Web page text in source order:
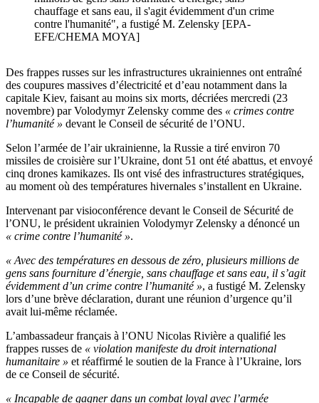
chauffage et sans eau, il s'agit évidemment d'un crime
contre l'humanité", a fustigé M. Zelensky [EPA-
EFE/CHEMA MOYA]
Des frappes russes sur les infrastructures ukrainiennes ont entraîné
des coupures massives d’électricité et d’eau notamment dans la
capitale Kiev, faisant au moins six morts, décriées mercredi (23
novembre) par Volodymyr Zelensky comme des « crimes contre
l’humanité » devant le Conseil de sécurité de l’ONU.
Selon l’armée de l’air ukrainienne, la Russie a tiré environ 70
missiles de croisière sur l’Ukraine, dont 51 ont été abattus, et envoyé
cinq drones kamikazes. Ils ont visé des infrastructures stratégiques,
au moment où des températures hivernales s’installent en Ukraine.
Intervenant par visioconférence devant le Conseil de Sécurité de
l’ONU, le président ukrainien Volodymyr Zelensky a dénoncé un
« crime contre l’humanité ».
« Avec des températures en dessous de zéro, plusieurs millions de
gens sans fourniture d’énergie, sans chauffage et sans eau, il s’agit
évidemment d’un crime contre l’humanité », a fustigé M. Zelensky
lors d’une brève déclaration, durant une réunion d’urgence qu’il
avait lui-même réclamée.
L’ambassadeur français à l’ONU Nicolas Rivière a qualifié les
frappes russes de « violation manifeste du droit international
humanitaire » et réaffirmé le soutien de la France à l’Ukraine, lors
de ce Conseil de sécurité.
« Incapable de gagner dans un combat loyal avec l’armée